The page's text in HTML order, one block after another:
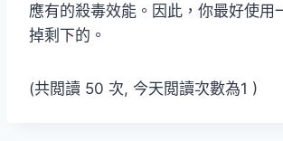
應有的殺毒效能。因此，你最好使用
掉剩下的。
(共閲讀 50 次, 今天閲讀次數為1 )